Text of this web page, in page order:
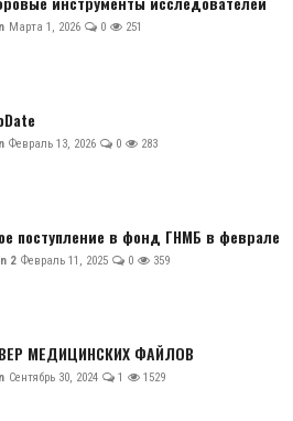
Марта 1, 2026 0 251
Февраль 13, 2026 0 283
поступление в фонд ГНМБ в феврале
2 Февраль 11, 2025 0 359
МЕДИЦИНСКИХ ФАЙЛОВ
Сентябрь 30, 2024 1 1529